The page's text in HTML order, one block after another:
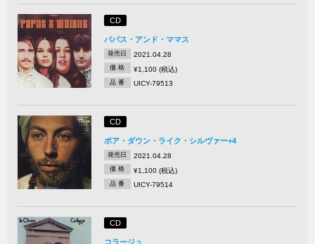
CD
パパス・アンド・ママス
発売日 2021.04.28
価 格 ¥1,100 (税込)
品 番 UICY-79513
CD
ポア・ダウン・ライク・シルヴァー+4
発売日 2021.04.28
価 格 ¥1,100 (税込)
品 番 UICY-79514
CD
コラージュ